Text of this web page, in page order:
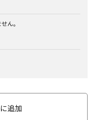
ん。
追加